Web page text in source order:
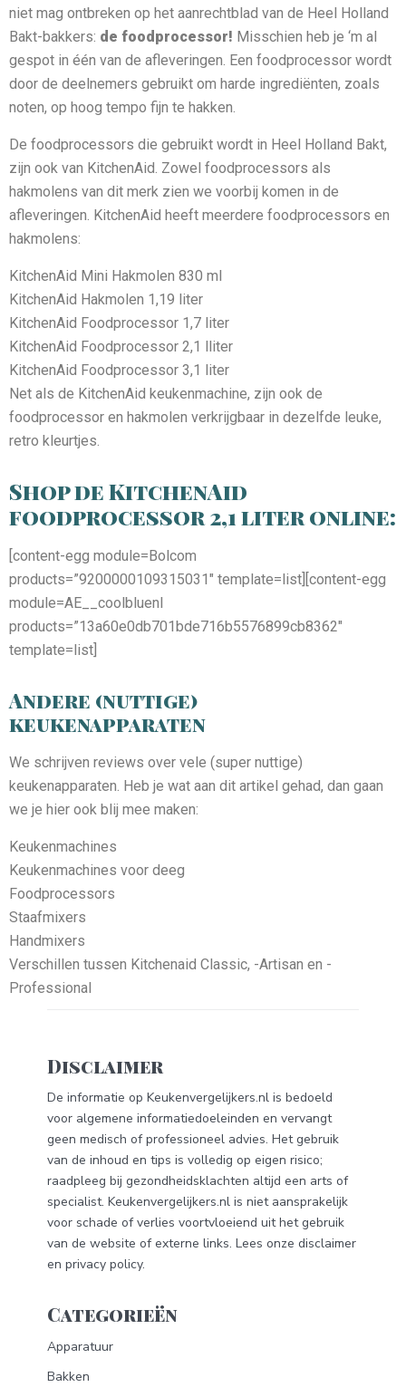
niet mag ontbreken op het aanrechtblad van de Heel Holland
Bakt-bakkers: de foodprocessor! Misschien heb je ‘m al
gespot in één van de afleveringen. Een foodprocessor wordt
door de deelnemers gebruikt om harde ingrediënten, zoals
noten, op hoog tempo fijn te hakken.
De foodprocessors die gebruikt wordt in Heel Holland Bakt,
zijn ook van KitchenAid. Zowel foodprocessors als
hakmolens van dit merk zien we voorbij komen in de
afleveringen. KitchenAid heeft meerdere foodprocessors en
hakmolens:
KitchenAid Mini Hakmolen 830 ml
KitchenAid Hakmolen 1,19 liter
KitchenAid Foodprocessor 1,7 liter
KitchenAid Foodprocessor 2,1 lliter
KitchenAid Foodprocessor 3,1 liter
Net als de KitchenAid keukenmachine, zijn ook de
foodprocessor en hakmolen verkrijgbaar in dezelfde leuke,
retro kleurtjes.
Shop de KitchenAid
foodprocessor 2,1 liter online:
[content-egg module=Bolcom
products=”9200000109315031″ template=list][content-egg
module=AE__coolbluenl
products=”13a60e0db701bde716b5576899cb8362″
template=list]
Andere (nuttige)
keukenapparaten
We schrijven reviews over vele (super nuttige)
keukenapparaten. Heb je wat aan dit artikel gehad, dan gaan
we je hier ook blij mee maken:
Keukenmachines
Keukenmachines voor deeg
Foodprocessors
Staafmixers
Handmixers
Verschillen tussen Kitchenaid Classic, -Artisan en -
Professional
Disclaimer
De informatie op Keukenvergelijkers.nl is bedoeld
voor algemene informatiedoeleinden en vervangt
geen medisch of professioneel advies. Het gebruik
van de inhoud en tips is volledig op eigen risico;
raadpleeg bij gezondheidsklachten altijd een arts of
specialist. Keukenvergelijkers.nl is niet aansprakelijk
voor schade of verlies voortvloeiend uit het gebruik
van de website of externe links. Lees onze disclaimer
en privacy policy.
Categorieën
Apparatuur
Bakken